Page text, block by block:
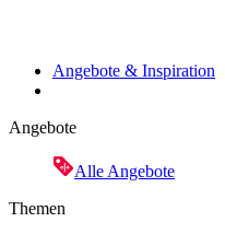
Angebote & Inspiration
Angebote
Alle Angebote
Themen